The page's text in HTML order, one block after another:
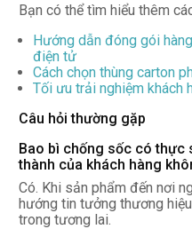
Bạn có thể tìm hiểu thêm
Hướng dẫn đóng gói
điện tử
Cách chọn thùng carton
Tối ưu trải nghiệm khách
Câu hỏi thường gặp
Bao bì chống sốc có thực
thành của khách hàng
Có. Khi sản phẩm đến nơi
hướng tin tưởng thương
trong tương lai.